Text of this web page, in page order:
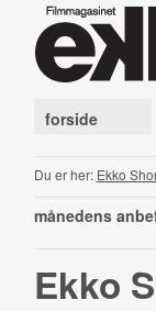
forside
Du er her: Ekko
månedens
Ekko